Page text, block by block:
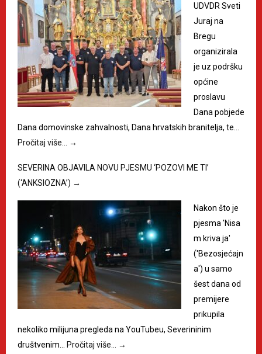
UDVDR Sveti
Juraj na
Bregu
organizirala
je uz podršku
općine
proslavu
Dana pobjede
Dana domovinske zahvalnosti, Dana hrvatskih branitelja, te…
Pročitaj više…
→
SEVERINA OBJAVILA NOVU PJESMU ‘POZOVI ME TI’
(‘ANKSIOZNA’) →
Nakon što je
pjesma 'Nisa
m kriva ja'
('Bezosjećajn
a') u samo
šest dana od
premijere
prikupila
nekoliko milijuna pregleda na YouTubeu, Severininim
društvenim… Pročitaj više… →